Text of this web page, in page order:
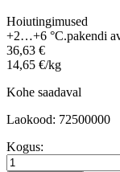
Hoiutingimused
+2…+6 °C.pakendi
36,63 €
14,65 €/kg
Kohe saadaval
Laokood: 72500000
Kogus: